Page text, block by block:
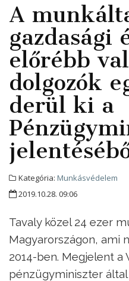
A
gazdasági
előrébb
dolgozók
derül ki a
Kategória: Munkásvédelem
2019.10.28. 09:06
Tavaly közel 24 ezer
Magyarországon, ami
2014-ben. Megjelent a
pénzügyminiszter